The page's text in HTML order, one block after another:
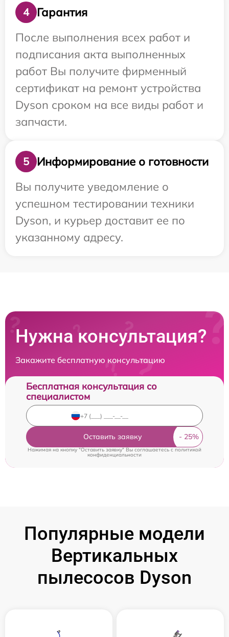
4
Гарантия
После выполнения всех работ и
подписания акта выполненных
работ Вы получите фирменный
сертификат на ремонт устройства
Dyson сроком на все виды работ и
запчасти.
5
Информирование о готовности
Вы получите уведомление о
успешном тестировании техники
Dyson, и курьер доставит ее по
указанному адресу.
Нужна консультация?
Закажите бесплатную консультацию
Бесплатная консультация со
специалистом
Оставить заявку
Нажимая на кнопку "Оставить заявку" Вы соглашаетесь cполитикой
конфиденциальности
Популярные модели
Вертикальных
пылесосов Dyson